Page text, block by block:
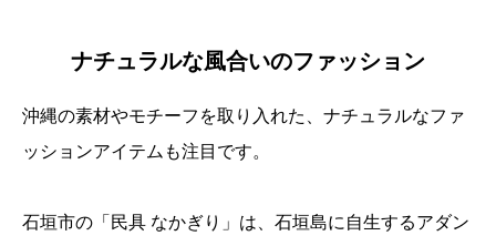
ナチュラルな風合いのファッション
沖縄の素材やモチーフを取り入れた、ナチュラルなファ
ッションアイテムも注目です。
石垣市の「民具 なかぎり」は、石垣島に自生するアダン